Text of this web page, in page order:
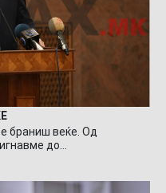
браниш веќе. Од
до…